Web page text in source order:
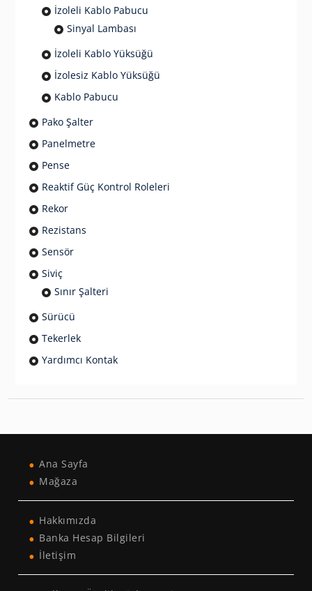
İzoleli Kablo Pabucu
Sinyal Lambası
İzoleli Kablo Yüksüğü
İzolesiz Kablo Yüksüğü
Kablo Pabucu
Pako Şalter
Panelmetre
Pense
Reaktif Güç Kontrol Roleleri
Rekor
Rezistans
Sensör
Siviç
Sınır Şalteri
Sürücü
Tekerlek
Yardımcı Kontak
Ana Sayfa
Mağaza
Hakkımızda
Banka Hesap Bilgileri
İletişim